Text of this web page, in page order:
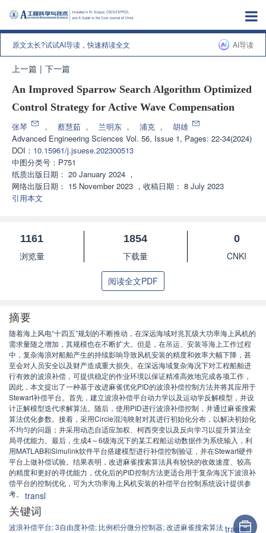
原文太长?试试AI导读，快速精读全文 AI导读
上一篇 | 下一篇
An Improved Sparrow Search Algorithm Optimized
Control Strategy for Active Wave Compensation
张琴 ， 蔡慧茹 ， 兰明东 ， 浦克 ，
胡雄
Advanced Engineering Sciences Vol. 56, Issue 1, Pages: 22-34(2024)
DOI： 10.15961/j.jsuese.202300513
中图分类号： P751
纸质出版日期： 20 January 2024 ，
网络出版日期： 15 November 2023 ， 收稿日期： 8 July 2023
引用本文
1161
浏览量
1854
下载量
0
CNKI
阅读全文PDF
摘要
随着海上风电“十四五”规划的不断推动，在深远海域对兆瓦级大功率海上风机的
需求量随之增加，其规模也在不断扩大。但是，在吊运、安装等海上工作过程
中，复杂海浪对船舶产生的持续影响导致风机安装的精度和效率大幅下降，甚
至会对人员安全以及财产造成重大损失。在深远海域复杂海况下对工程船舶进
行有效的波浪补偿，可提供稳定的作业环境以保证精准高效地完成各项工作，
因此，本文提出了一种基于改进麻雀优化PID的波浪补偿控制方法并将其应用于
Stewart补偿平台。首先，建立波浪补偿平台动力学以及运动学反解模型，并设
计正解模型迭代求解算法。随后，使用PID进行波浪补偿控制，并通过麻雀搜索
算法优化参数。接着，采用Circle混沌映射对其进行初始化分布，以解决初始化
不均匀的问题；并采用动态自适应加权、柯西突变以及反向学习以提升算法全
局寻优能力。最后，生成4～6级海况下的某工程船运动数据作为系统输入，利
用MATLAB和Simulink软件平台搭建模型进行补偿控制验证，并在Stewart硬件
平台上做补偿试验。结果表明，改进麻雀搜索算法具有较快的收敛速度、较高
的精度和更好的寻优能力，优化后的PID控制方法更适合用于复杂海况下波浪补
偿平台的控制优化，可为大功率海上风机安装的补偿平台控制系统设计提供参
考。 transl
关键词
波浪补偿平台;3自由度补偿; 比例积分微分控制器;改进麻雀搜索算法transl